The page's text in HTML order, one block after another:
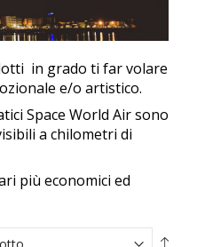
in grado ti far volare
e/o artistico.
Space World Air sono
a chilometri di
più economici ed